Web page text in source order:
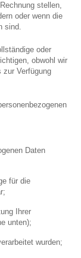
stellen,
oder wenn die
sind.
oder
obwohl wir
zur Verfügung
Daten
für die
Ihrer
unten);
wurden;